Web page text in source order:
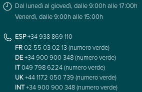
Dal lunedì al giovedì, dalle 9:00h alle 17:00h
Venerdì, dalle 9:00h alle 15:00h
ESP+34 938 869 110
FR02 55 03 02 13 (numero verde)
DE+34 900 900 348 (numero verde)
IT049 798 6224 (numero verde)
UK+44 1172 050 739 (numero verde)
INT+34 900 900 348 (numero verde)